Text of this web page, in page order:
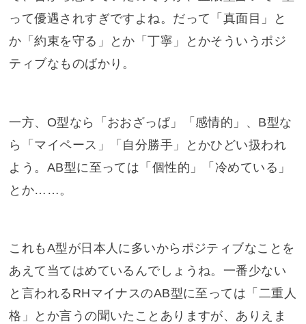
って優遇されすぎですよね。だって「真面目」と
か「約束を守る」とか「丁寧」とかそういうポジ
ティブなものばかり。
一方、O型なら「おおざっぱ」「感情的」、B型な
ら「マイペース」「自分勝手」とかひどい扱われ
よう。AB型に至っては「個性的」「冷めている」
とか……。
これもA型が日本人に多いからポジティブなことを
あえて当てはめているんでしょうね。一番少ない
と言われるRHマイナスのAB型に至っては「二重人
格」とか言うの聞いたことありますが、ありえま